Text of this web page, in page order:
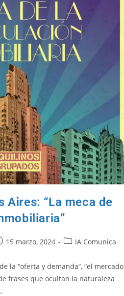
Aires: “La meca de
15 marzo, 2024 IA Comunica
la “oferta y demanda”, “el mercado
frases que ocultan la naturaleza